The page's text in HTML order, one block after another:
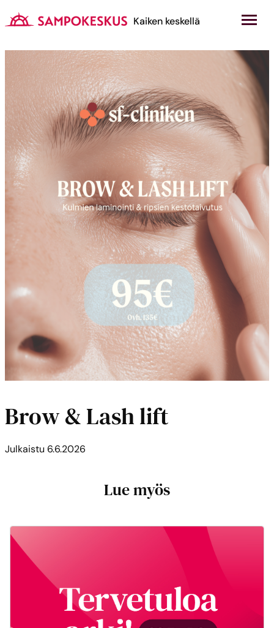
sisältöön
Kauppakeskus Sampokeskus
Kaiken keskellä
Brow & Lash lift
Julkaistu 6.6.2026
Lue myös